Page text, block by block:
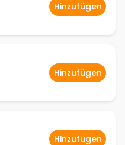
Hinzufügen
Hinzufügen
Hinzufügen